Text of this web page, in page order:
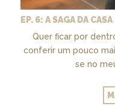
Quer ficar por
conferir um pouco
se no